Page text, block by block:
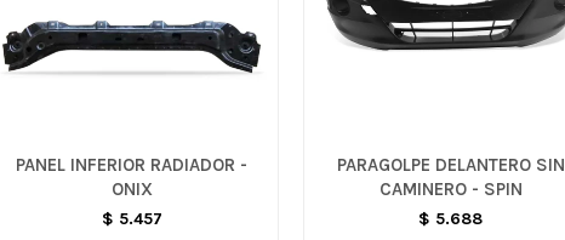
PANEL INFERIOR RADIADOR -
ONIX
$ 5.457
PARAGOLPE DELANTERO SIN
CAMINERO - SPIN
$ 5.688